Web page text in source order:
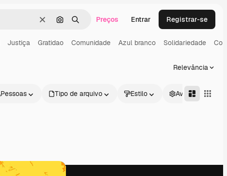
LimparPesquisar por imagem
BuscarPreços Entrar Registrar-se
Justiça Gratidao Comunidade Azul branco Solidariedade
Relevância
Pessoas Tipo de arquivo Estilo Avançado